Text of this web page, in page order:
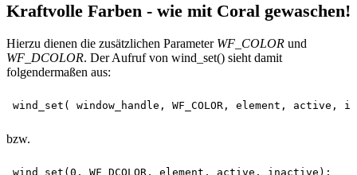
Kraftvolle Farben - wie mit Coral gewaschen!
Hierzu dienen die zusätzlichen Parameter WF_COLOR und
WF_DCOLOR. Der Aufruf von wind_set() sieht damit
folgendermaßen aus:
bzw.